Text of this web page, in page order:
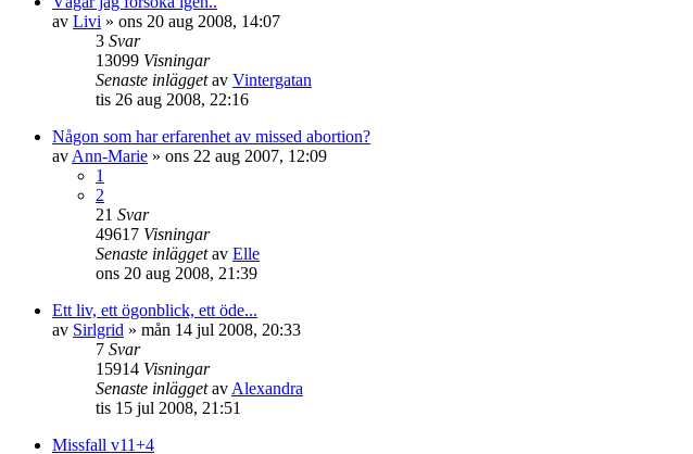
av Livi » ons 20 aug 2008, 14:07
3 Svar
13099 Visningar
Senaste inläggetav Vintergatan
tis 26 aug 2008, 22:16
Någon som har erfarenhet av missed abortion?
av Ann-Marie » ons 22 aug 2007, 12:09
1
2
21 Svar
49617 Visningar
Senaste inläggetav Elle
ons 20 aug 2008, 21:39
Ett liv, ett ögonblick, ett öde...
av Sirlgrid » mån 14 jul 2008, 20:33
7 Svar
15914 Visningar
Senaste inläggetav Alexandra
tis 15 jul 2008, 21:51
Missfall v11+4